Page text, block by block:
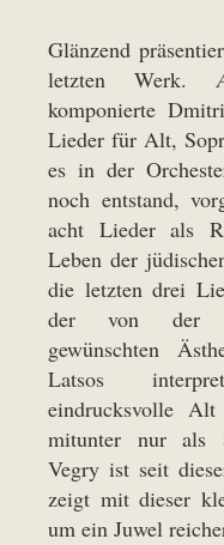
Glänzend
letzten Werk.
komponierte
Lieder für Alt,
es in der
noch entstand,
acht Lieder als
Leben der
die letzten drei
der von der
gewünschten
Latsos
eindrucksvolle
mitunter nur als
Vegry ist seit
zeigt mit dieser
um ein Juwel